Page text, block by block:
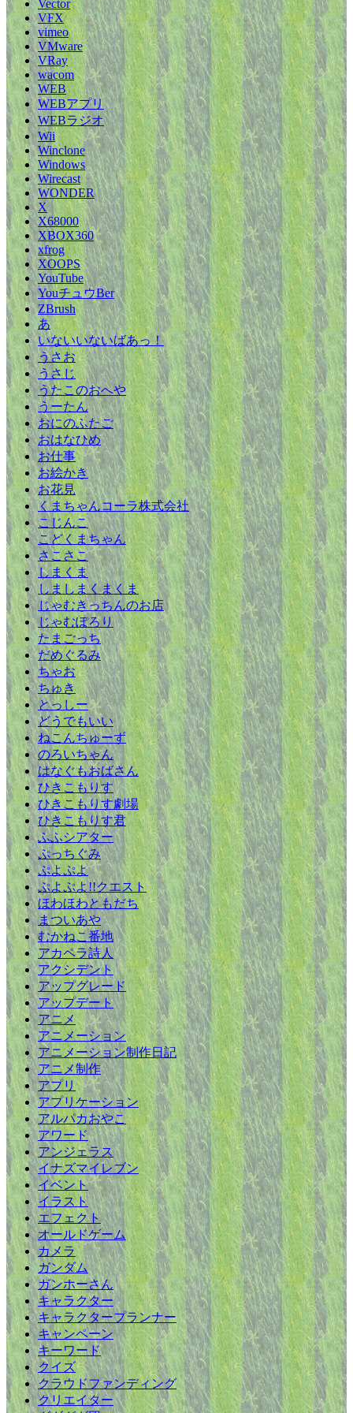
Vector
VFX
vimeo
VMware
VRay
wacom
WEB
WEBアプリ
WEBラジオ
Wii
Winclone
Windows
Wirecast
WONDER
X
X68000
XBOX360
xfrog
XOOPS
YouTube
YouチュウBer
ZBrush
あ
いないいないばあっ！
うさお
うさじ
うたこのおへや
うーたん
おにのふたご
おはなひめ
お仕事
お絵かき
お花見
くまちゃんコーラ株式会社
こじんこ
こどくまちゃん
さこさこ
しまくま
しましまくまくま
じゃむきっちんのお店
じゃむぽろり
たまごっち
だめぐるみ
ちゃお
ちゅき
とっしー
どうでもいい
ねこんちゅーず
のろいちゃん
はなぐもおばさん
ひきこもりす
ひきこもりす劇場
ひきこもりす君
ふふシアター
ぷっちぐみ
ぷよぷよ
ぷよぷよ!!クエスト
ほわほわともだち
まついあや
むかねこ番地
アカペラ詩人
アクシデント
アップグレード
アップデート
アニメ
アニメーション
アニメーション制作日記
アニメ制作
アプリ
アプリケーション
アルパカおやこ
アワード
アンジェラス
イナズマイレブン
イベント
イラスト
エフェクト
オールドゲーム
カメラ
ガンダム
ガンホーさん
キャラクター
キャラクタープランナー
キャンペーン
キーワード
クイズ
クラウドファンディング
クリエイター